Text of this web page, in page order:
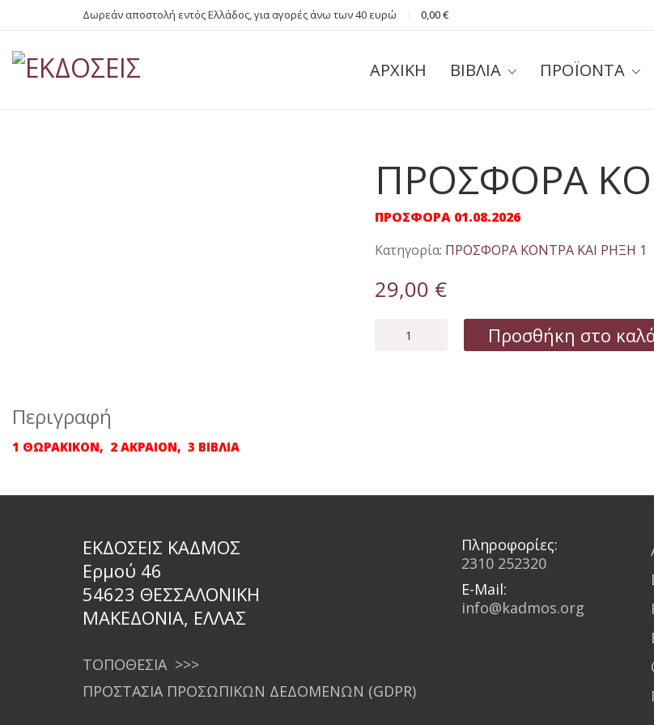
Δωρεάν αποστολή εντός Ελλάδος, για αγορές άνω των 40 ευρώ 0,00€
ΑΡΧΙΚΗ ΒΙΒΛΙΑ ΠΡΟΪΟΝΤΑ
ΠΡΟΣΦΟΡΑ
ΠΡΟΣΦΟΡΑ 01.08.2026
Κατηγορία: ΠΡΟΣΦΟΡΑ ΚΟΝΤΡΑ ΚΑΙ ΡΗΞΗ 1
29,00 €
ΚΟΝΤΡΑ
Προσθήκη στο
Περιγραφή
1 ΘΩΡΑΚΙΚΟΝ, 2 ΑΚΡΑΙΟΝ, 3 ΒΙΒΛΙΑ
ΕΚΔΟΣΕΙΣ ΚΑΔΜΟΣ
Ερμού 46
54623 ΘΕΣΣΑΛΟΝΙΚΗ
ΜΑΚΕΔΟΝΙΑ, ΕΛΛΑΣ
ΤΟΠΟΘΕΣΙΑ >>>
ΠΡΟΣΤΑΣΙΑ ΠΡΟΣΩΠΙΚΩΝ ΔΕΔΟΜΕΝΩΝ (GDPR)
Πληροφορίες:
2310 252320
E-Mail:
info@kadmos.org